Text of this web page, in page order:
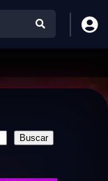
Buscar